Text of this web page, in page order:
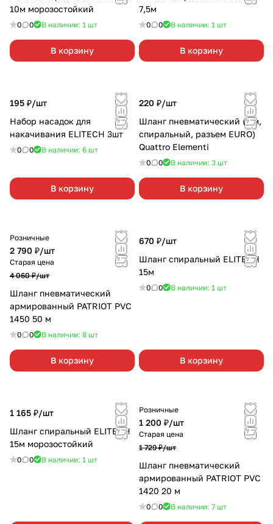
10м морозостойкий
0 0 В наличии: 1 шт
В корзину
7,5м
0 0 В наличии: 1 шт
В корзину
195 ₽/шт
Набор насадок для
накачивания ELITECH 3шт
0 0 В наличии: 6 шт
В корзину
220 ₽/шт
Шланг пневматический (5 м,
спиральный, разъем EURO)
Quattro Elementi
0 0 В наличии: 3 шт
В корзину
Розничные
2 790 ₽/шт
Старая цена
4 060 ₽/шт
Шланг пневматический
армированный PATRIOT PVC
1450 50 м
0 0 В наличии: 8 шт
В корзину
670 ₽/шт
Шланг спиральный ELITECH
15м
0 0 В наличии: 1 шт
В корзину
1 165 ₽/шт
Шланг спиральный ELITECH
15м морозостойкий
0 0 В наличии: 1 шт
Розничные
1 200 ₽/шт
Старая цена
1 729 ₽/шт
Шланг пневматический
армированный PATRIOT PVC
1420 20 м
0 0 В наличии: 7 шт